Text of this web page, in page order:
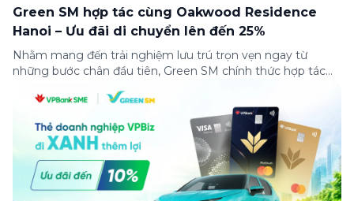
Green SM hợp tác cùng Oakwood Residence
Hanoi – Ưu đãi di chuyển lên đến 25%
Nhằm mang đến trải nghiệm lưu trú trọn vẹn ngay từ
những bước chân đầu tiên, Green SM chính thức hợp tác
đãi di chuyển dành riêng cho khách hàng có điểm đi hoặc
điểm đến tại khu căn hộ dịch vụ này. Tọa lạc trong […]